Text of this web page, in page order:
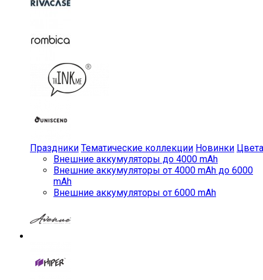
Праздники Тематические коллекции Новинки Цвета
Внешние аккумуляторы до 4000 mAh
Внешние аккумуляторы от 4000 mAh до 6000
mAh
Внешние аккумуляторы от 6000 mAh